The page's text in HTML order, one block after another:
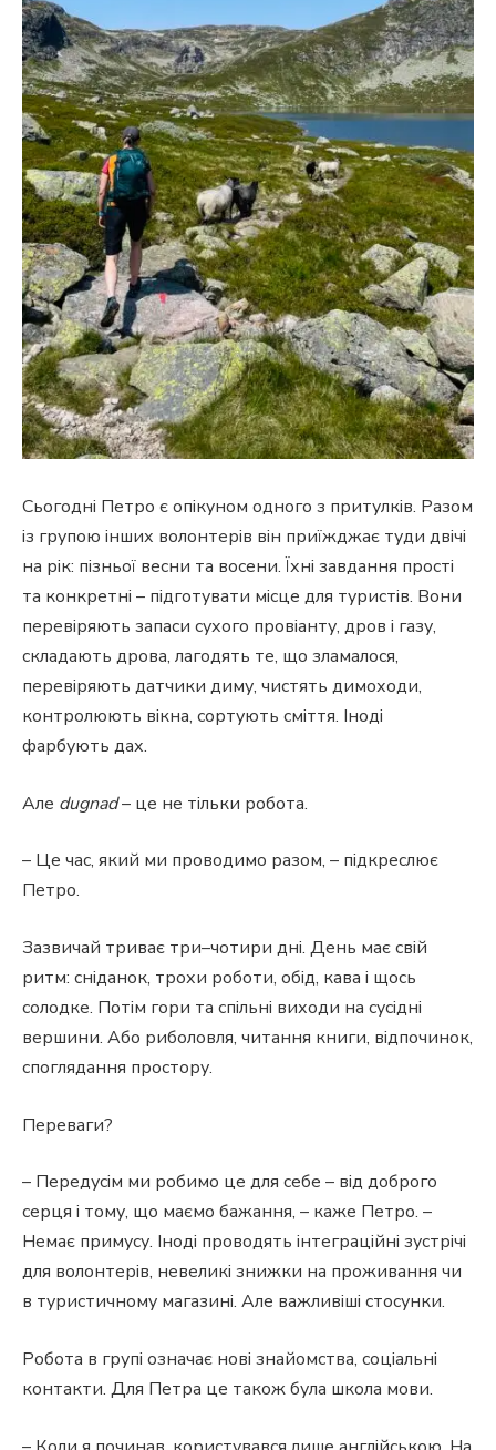
Сьогодні Петро є опікуном одного з притулків. Разом
із групою інших волонтерів він приїжджає туди двічі
на рік: пізньої весни та восени. Їхні завдання прості
та конкретні – підготувати місце для туристів. Вони
перевіряють запаси сухого провіанту, дров і газу,
складають дрова, лагодять те, що зламалося,
перевіряють датчики диму, чистять димоходи,
контролюють вікна, сортують сміття. Іноді
фарбують дах.
Але dugnad– це не тільки робота.
– Це час, який ми проводимо разом, – підкреслює
Петро.
Зазвичай триває три–чотири дні. День має свій
ритм: сніданок, трохи роботи, обід, кава і щось
солодке. Потім гори та спільні виходи на сусідні
вершини. Або риболовля, читання книги, відпочинок,
споглядання простору.
Переваги?
– Передусім ми робимо це для себе – від доброго
серця і тому, що маємо бажання, – каже Петро. –
Немає примусу. Іноді проводять інтеграційні зустрічі
для волонтерів, невеликі знижки на проживання чи
в туристичному магазині. Але важливіші стосунки.
Робота в групі означає нові знайомства, соціальні
контакти. Для Петра це також була школа мови.